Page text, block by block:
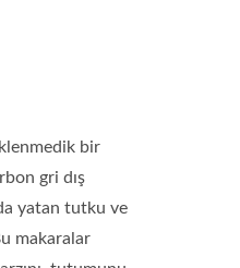
bir
gri dış
yatan tutku ve
makaralar